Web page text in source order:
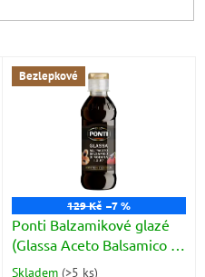
Bezlepkové
129 Kč –7 %
Ponti Balzamikové glazé
(Glassa Aceto Balsamico di
Modena) 250g
Skladem (>5 ks)